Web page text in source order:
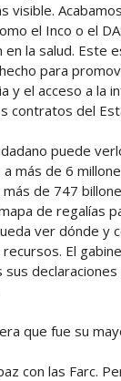
visible.
el Inco o el
en la salud. Este
para
y el acceso a la
contratos del
puede
más de 6
de 747
de regalías
ver dónde y
El
sus
que fue su
con las Farc.